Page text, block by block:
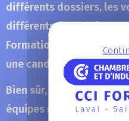
différents dossiers, les
différents formulaires,
Formation vous propose
une candidature plus
Bien sûr, si cela ne suffit
équipes restent à votre